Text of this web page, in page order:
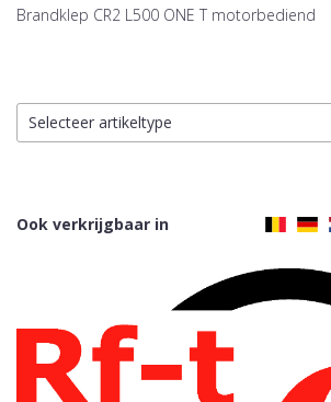
Brandklep CR2 L500 ONE T motorbediend
Selecteer artikeltype
Ook verkrijgbaar in